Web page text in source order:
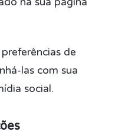
de
las com sua
social.